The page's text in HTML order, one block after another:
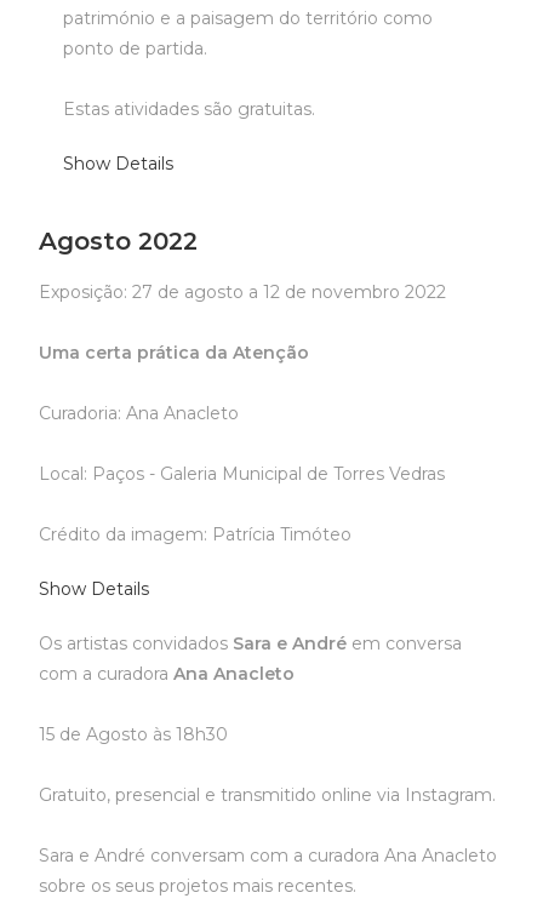
património e a paisagem do território como
ponto de partida.
Estas atividades são gratuitas.
Show Details
Agosto 2022
Exposição: 27 de agosto a 12 de novembro 2022
Uma certa prática da Atenção
Curadoria: Ana Anacleto
Local: Paços - Galeria Municipal de Torres Vedras
Crédito da imagem: Patrícia Timóteo
Show Details
Os artistas convidados Sara e André em conversa
com a curadoraAna Anacleto
15 de Agosto às 18h30
Gratuito, presencial e transmitido online via Instagram.
Sara e André conversam com a curadora Ana Anacleto
sobre os seus projetos mais recentes.